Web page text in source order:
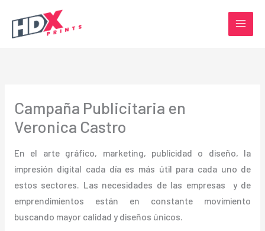
contenido
Campaña Publicitaria en
Veronica Castro
En el arte gráfico, marketing, publicidad o diseño, la
impresión digital cada día es más útil para cada uno de
estos sectores. Las necesidades de las empresas y de
emprendimientos están en constante movimiento
buscando mayor calidad y diseños únicos.